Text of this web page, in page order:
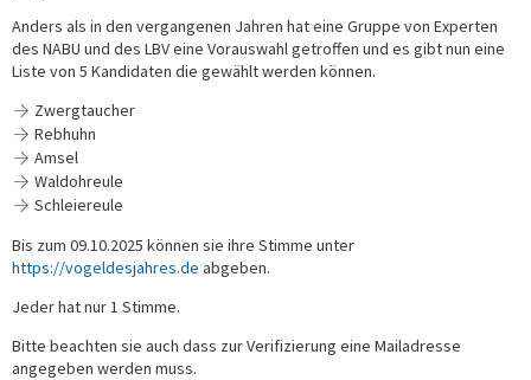
Anders als in den vergangenen Jahren hat eine Gruppe von Experten
des NABU und des LBV eine Vorauswahl getroffen und es gibt nun eine
Liste von 5 Kandidaten die gewählt werden können.
Zwergtaucher
Rebhuhn
Amsel
Waldohreule
Schleiereule
Bis zum 09.10.2025 können sie ihre Stimme unter
https://vogeldesjahres.de abgeben.
Jeder hat nur 1 Stimme.
Bitte beachten sie auch dass zur Verifizierung eine Mailadresse
angegeben werden muss.